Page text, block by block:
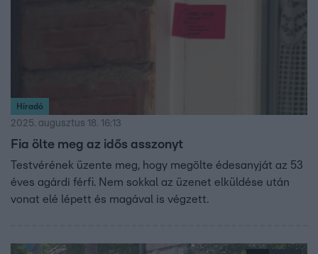
Híradó
2025. augusztus 18. 16:13
Fia ölte meg az idős asszonyt
Testvérének üzente meg, hogy megölte édesanyját az 53
éves agárdi férfi. Nem sokkal az üzenet elküldése után
vonat elé lépett és magával is végzett.